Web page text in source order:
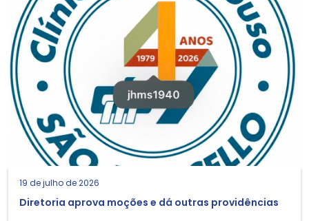
19 de julho de 2026
Diretoria aprova moções e dá outras providências